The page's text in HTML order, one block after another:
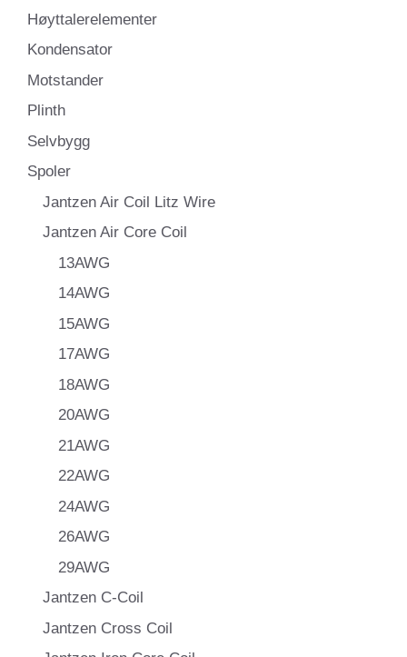
Høyttalerelementer
Kondensator
Motstander
Plinth
Selvbygg
Spoler
Jantzen Air Coil Litz Wire
Jantzen Air Core Coil
13AWG
14AWG
15AWG
17AWG
18AWG
20AWG
21AWG
22AWG
24AWG
26AWG
29AWG
Jantzen C-Coil
Jantzen Cross Coil